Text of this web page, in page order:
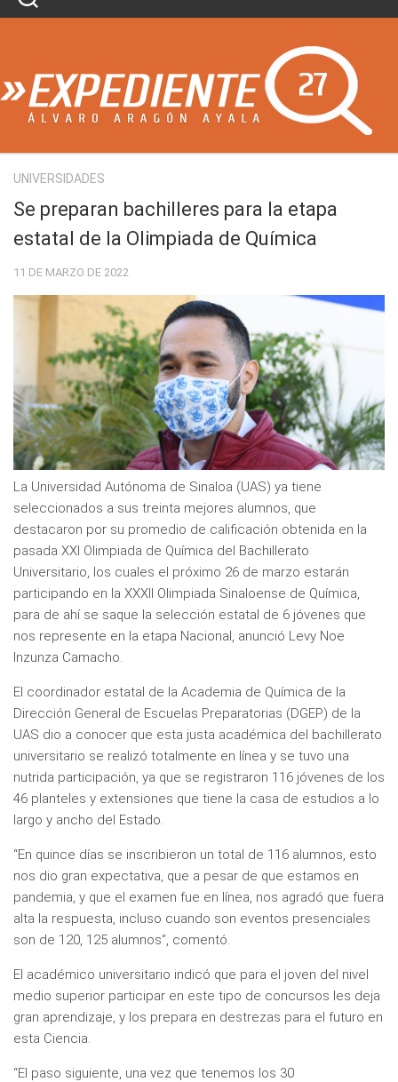
Skip
UNIVERSIDADES
Se preparan bachilleres para la etapa
estatal de la Olimpiada de Química
11 DE MARZO DE 2022
La Universidad Autónoma de Sinaloa (UAS) ya tiene
seleccionados a sus treinta mejores alumnos, que
destacaron por su promedio de calificación obtenida en la
pasada XXI Olimpiada de Química del Bachillerato
Universitario, los cuales el próximo 26 de marzo estarán
participando en la XXXII Olimpiada Sinaloense de Química,
para de ahí se saque la selección estatal de 6 jóvenes que
nos represente en la etapa Nacional, anunció Levy Noe
Inzunza Camacho.
El coordinador estatal de la Academia de Química de la
Dirección General de Escuelas Preparatorias (DGEP) de la
UAS dio a conocer que esta justa académica del bachillerato
universitario se realizó totalmente en línea y se tuvo una
nutrida participación, ya que se registraron 116 jóvenes de los
46 planteles y extensiones que tiene la casa de estudios a lo
largo y ancho del Estado.
“En quince días se inscribieron un total de 116 alumnos, esto
nos dio gran expectativa, que a pesar de que estamos en
pandemia, y que el examen fue en línea, nos agradó que fuera
alta la respuesta, incluso cuando son eventos presenciales
son de 120, 125 alumnos”, comentó.
El académico universitario indicó que para el joven del nivel
medio superior participar en este tipo de concursos les deja
gran aprendizaje, y los prepara en destrezas para el futuro en
esta Ciencia.
“El paso siguiente, una vez que tenemos los 30